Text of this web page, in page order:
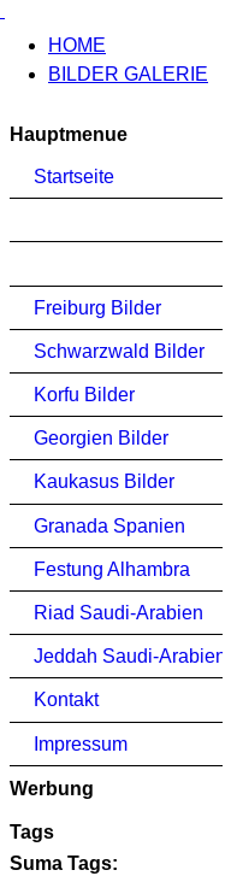
HOME
BILDER GALERIE
Hauptmenue
Startseite
Freiburg Bilder
Schwarzwald Bilder
Korfu Bilder
Georgien Bilder
Kaukasus Bilder
Granada Spanien
Festung Alhambra
Riad Saudi-Arabien
Jeddah Saudi-Arabien
Kontakt
Impressum
Werbung
Tags
Suma Tags: